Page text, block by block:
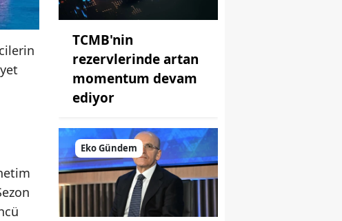
TCMB'nin
rezervlerinde artan
momentum devam
ediyor
Eko Gündem